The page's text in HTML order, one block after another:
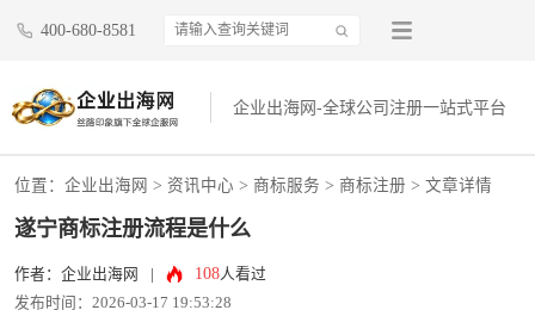
400-680-8581
企业出海网-全球公司注册一站式平台
位置： 企业出海网 > 资讯中心 > 商标服务 > 商标注册 > 文章详情
遂宁商标注册流程是什么
作者：企业出海网 108人看过
发布时间：2026-03-17 19:53:28